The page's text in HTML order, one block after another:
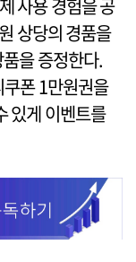
사용 경험을 공
상당의 경품을
을 증정한다.
폰 1만원권을
있게 이벤트를